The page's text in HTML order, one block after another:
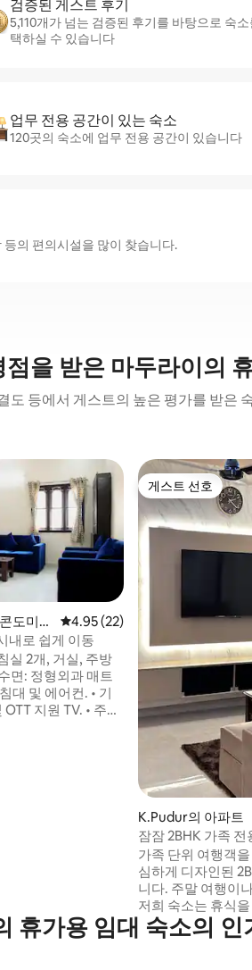
검증된 게스트 후기
5,110개가 넘는 검증된 후기를 바탕으로 숙소
택하실 수 있습니다
업무 전용 공간이 있는 숙소
120곳의 숙소에 업무 전용 공간이 있습니다
의 편의시설을 많이 찾습니다.
점을 받은 마두라이의
도 등에서 게스트의 높은 평가를 받은
도미니
평점 4.95점(5점 만점), 후기 22개
4.95 (22)
내로 쉽게 이동
실 2개, 거실, 주방
및 에어컨. • 기
지원 TV. • 주방:
게스트 선호
게스트 선호
K.Pudur의 아파트
잠잠 2BHK 가족 전
가족 단위 여행객
심하게 디자인된
니다. 주말 여행이
저희 숙소는 휴식
과 편의시설을 제
소를 좋아하는 이유: 1. 넉넉한 수납 공간과
휴가용 임대 숙소의 인